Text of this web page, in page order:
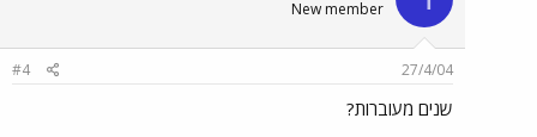
New member
27/4/04
#4
שנים מעוברות?